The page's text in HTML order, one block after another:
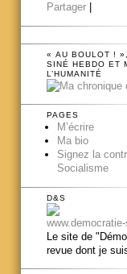
Partager
« AU BOULOT !
SINÉ HEBDO ET
L’HUMANITÉ
PAGES
M’écrire
Ma bio
Signez la
Socialisme
D&S
Le site de
revue dont je